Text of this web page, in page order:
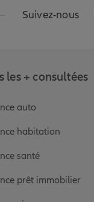
Suivez-nous
les + consultées
auto
habitation
santé
prêt immobilier